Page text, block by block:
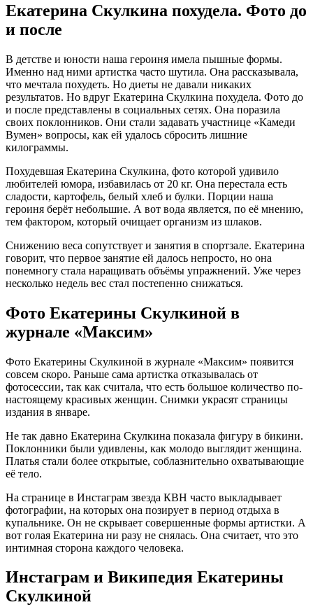
Екатерина Скулкина похудела. Фото до
и после
В детстве и юности наша героиня имела пышные формы.
Именно над ними артистка часто шутила. Она рассказывала,
что мечтала похудеть. Но диеты не давали никаких
результатов. Но вдруг Екатерина Скулкина похудела. Фото до
и после представлены в социальных сетях. Она поразила
своих поклонников. Они стали задавать участнице «Камеди
Вумен» вопросы, как ей удалось сбросить лишние
килограммы.
Похудевшая Екатерина Скулкина, фото которой удивило
любителей юмора, избавилась от 20 кг. Она перестала есть
сладости, картофель, белый хлеб и булки. Порции наша
героиня берёт небольшие. А вот вода является, по её мнению,
тем фактором, который очищает организм из шлаков.
Снижению веса сопутствует и занятия в спортзале. Екатерина
говорит, что первое занятие ей далось непросто, но она
понемногу стала наращивать объёмы упражнений. Уже через
несколько недель вес стал постепенно снижаться.
Фото Екатерины Скулкиной в
журнале «Максим»
Фото Екатерины Скулкиной в журнале «Максим» появится
совсем скоро. Раньше сама артистка отказывалась от
фотосессии, так как считала, что есть большое количество по-
настоящему красивых женщин. Снимки украсят страницы
издания в январе.
Не так давно Екатерина Скулкина показала фигуру в бикини.
Поклонники были удивлены, как молодо выглядит женщина.
Платья стали более открытые, соблазнительно охватывающие
её тело.
На странице в Инстаграм звезда КВН часто выкладывает
фотографии, на которых она позирует в период отдыха в
купальнике. Он не скрывает совершенные формы артистки. А
вот голая Екатерина ни разу не снялась. Она считает, что это
интимная сторона каждого человека.
Инстаграм и Википедия Екатерины
Скулкиной